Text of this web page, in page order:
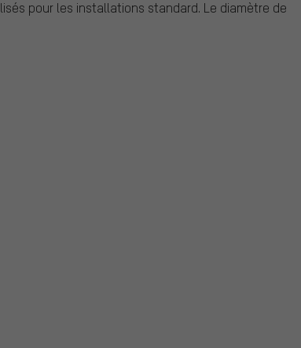
pour les installations standard. Le diamètre de